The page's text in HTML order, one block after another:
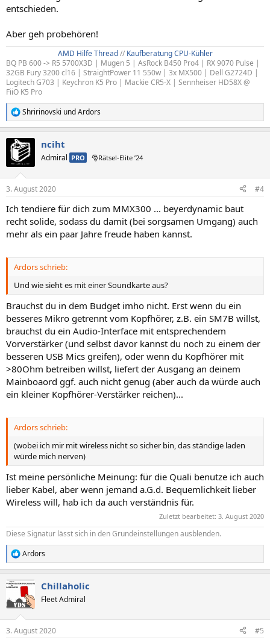
entschieden.
Aber geh probehören!
AMD Hilfe Thread// Kaufberatung CPU-Kühler
BQ PB 600 -> R5 5700X3D | Mugen 5 | AsRock B450 Pro4 | RX 9070 Pulse |
32GB Fury 3200 cl16 | StraightPower 11 550w | 3x MX500 | Dell G2724D |
Logitech G703 | Keychron K5 Pro | Mackie CR5-X | Sennheiser HD58X @
FiiO K5 Pro
R
e
k
t
i
e
:
Shririnovski undArdors
nciht
Admiral PRO 🎅Rätsel-Elite ’24
3. August 2020 #4
Ich tendiere für dich zum MMX300 ... beyerdynamic baut
recht solide, sodass du damit (bei sorgsamen Umgang) auch
mehr als ein paar Jahre freude haben kannst.
Ardors schrieb:
Und wie sieht es mit einer Soundkarte aus?
Brauchst du in dem Budget imho nicht. Erst wenn du ein
besseres Mikro getrennt vom Kopfhörer, z.B. ein SM7B willst,
brauchst du ein Audio-Interface mit entsprechendem
Vorverstärker (und selbst davor kannst du noch zu einem der
besseren USB Mics greifen), oder wenn du Kopfhörer mit
>80Ohm betreiben willst, liefert der Ausgang an deinem
Mainboaord ggf. auch nicht genug (aber auch da würde auch
ein kleiner Kopfhörer-Verstärker reichen)...
Ardors schrieb:
(wobei ich mir mit wireless nicht so sicher bin, das ständige laden
würde mich nerven)
Ist meine persönliche Meinung: für die Quali benutze ich auch
lieber Kabel, aber wenn jemand a.G.d. Bequemlichkeit lieber
Wireless will, hab ich da auch verständnis für.
Zuletzt bearbeitet: 3. August 2020
Diese Signatur lässt sich in den Grundeinstellungen ausblenden.
R
e
k
i
e
Ardors
Chillaholic
Fleet Admiral
3. August 2020 #5